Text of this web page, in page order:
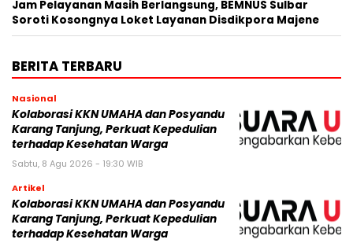
Jam Pelayanan Masih Berlangsung, BEMNUS Sulbar
Soroti Kosongnya Loket Layanan Disdikpora Majene
BERITA TERBARU
Nasional
Kolaborasi KKN UMAHA dan Posyandu
Karang Tanjung, Perkuat Kepedulian
terhadap Kesehatan Warga
Sabtu, 8 Agu 2026 - 19:30 WIB
Artikel
Kolaborasi KKN UMAHA dan Posyandu
Karang Tanjung, Perkuat Kepedulian
terhadap Kesehatan Warga